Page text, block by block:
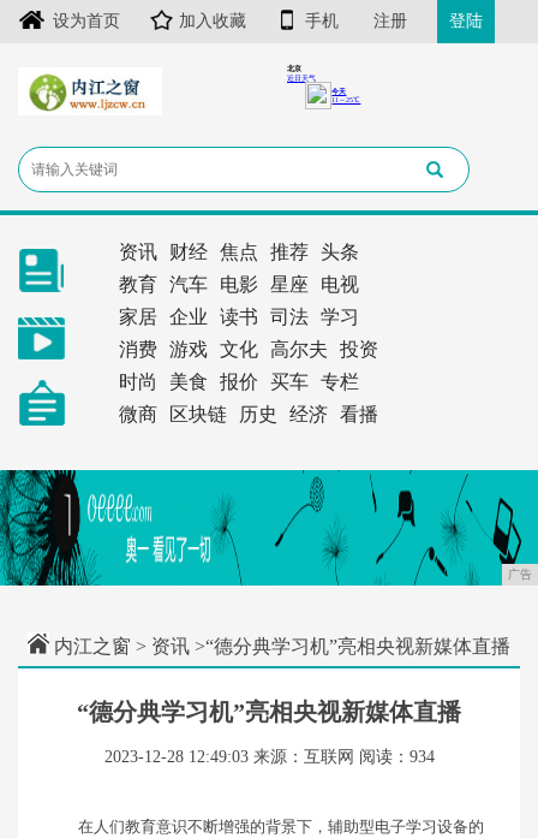
设为首页 加入收藏 手机 注册 登陆
资讯 财经 焦点 推荐
头条
教育
汽车 电影 星座
电视
家居
企业 读书 司法
学习
消费
游戏 文化 高尔夫
投资
时尚
美食 报价 买车
专栏
微商
区块链 历史 经济 看播
广告
内江之窗 > 资讯 >“德分典学习机”亮相央视新媒体直播
“德分典学习机”亮相央视新媒体直播
2023-12-28 12:49:03 来源：互联网 阅读：934
在人们教育意识不断增强的背景下，辅助型电子学习设备的